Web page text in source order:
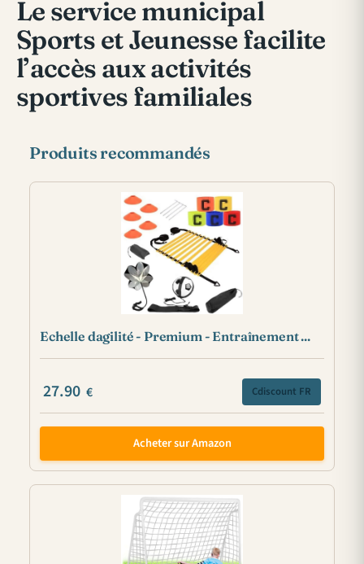
Le service municipal
Sports et Jeunesse facilite
l’accès aux activités
sportives familiales
Produits recommandés
Echelle dagilité - Premium - Entraînement ...
27.90 € Cdiscount FR
Acheter sur Amazon